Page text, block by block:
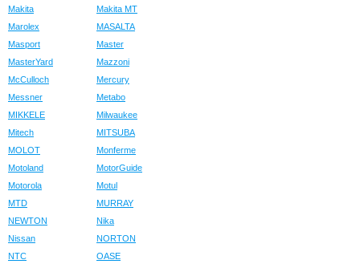
Makita
Makita MT
Marolex
MASALTA
Masport
Master
MasterYard
Mazzoni
McCulloch
Mercury
Messner
Metabo
MIKKELE
Milwaukee
Mitech
MITSUBA
MOLOT
Monferme
Motoland
MotorGuide
Motorola
Motul
MTD
MURRAY
NEWTON
Nika
Nissan
NORTON
NTC
OASE